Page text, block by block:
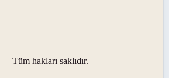
— Tüm hakları saklıdır.